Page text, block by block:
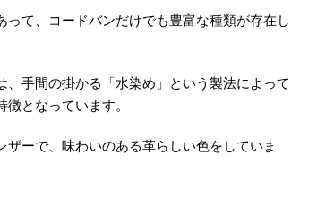
て、コードバンだけでも豊富な種類が存在し
手間の掛かる「水染め」という製法によって
となっています。
ーで、味わいのある革らしい色をしていま